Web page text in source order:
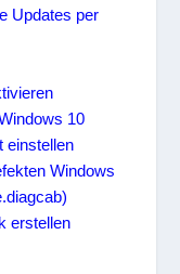
Updates per
10
einstellen
Windows
erstellen